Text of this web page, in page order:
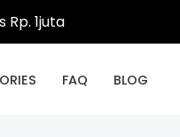
1juta
FAQ BLOG